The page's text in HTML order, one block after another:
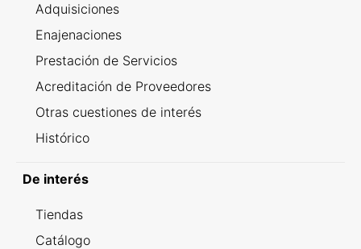
Adquisiciones
Enajenaciones
Prestación de Servicios
Acreditación de Proveedores
Otras cuestiones de interés
Histórico
De interés
Tiendas
Catálogo